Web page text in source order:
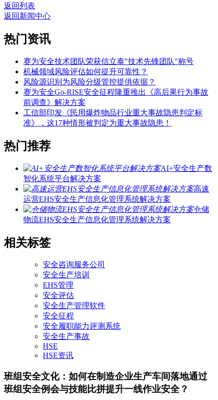
返回列表
返回新闻中心
热门资讯
赛为安全技术团队荣获信立泰"技术先锋团队"称号
机械领域风险评估如何提升可靠性？
风险源识别为风险分级管控提供依据？
赛为安全Go-RISE安全征程隆重推出《高后果行为事故
前调查》解决方案
工信部印发《民用爆炸物品行业重大事故隐患判定标
准》，这17种情形被判定为重大事故隐患！
热门推荐
AI+安全生产数
智化系统平台解决方案
高速
运营EHS安全生产信息化管理系统解决方案
仓储
物流EHS安全生产信息化管理系统解决方案
相关标签
安全咨询服务公司
安全生产培训
EHS管理
安全评估
安全生产管理软件
安全征程
安全履职能力评测系统
安全生产事故
HSE
HSE资讯
班组安全文化：如何在制造企业生产车间落地通过
班组安全例会与技能比拼提升一线作业安全？